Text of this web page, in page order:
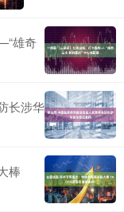
雄奇
长涉华
棒